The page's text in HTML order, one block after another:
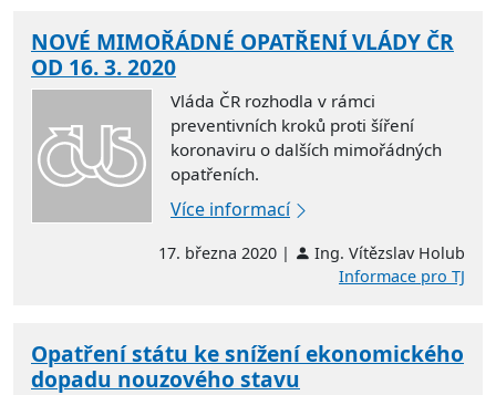
NOVÉ MIMOŘÁDNÉ OPATŘENÍ VLÁDY ČR
OD 16. 3. 2020
Vláda ČR rozhodla v rámci
preventivních kroků proti šíření
koronaviru o dalších mimořádných
opatřeních.
Více informací
17. března 2020 |
Ing. Vítězslav Holub
Informace pro TJ
Opatření státu ke snížení ekonomického
dopadu nouzového stavu